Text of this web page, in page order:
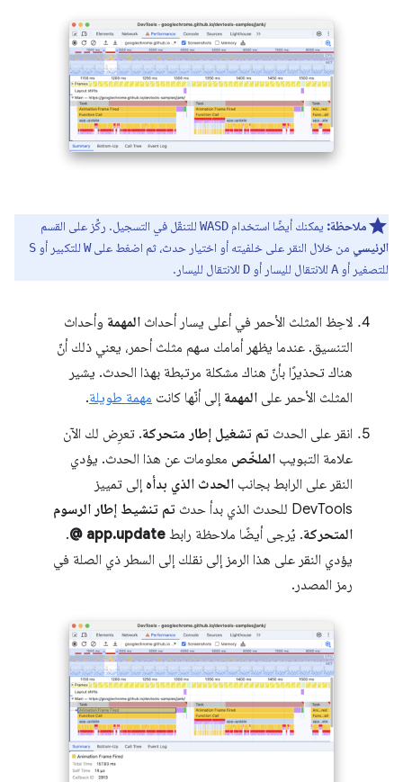
ملاحظة: يمكنك أيضًا استخدام WASD للتنقّل في التسجيل. ركِّز على القسم
الرئيسي من خلال النقر على خلفيته أو اختيار حدث، ثم اضغط علىW للتكبير أو S
للتصغير أو A للانتقال لليسار أو D للانتقال لليسار.
لاحِظ المثلث الأحمر في أعلى يسار أحداث المهمة وأحداث
التنسيق. عندما يظهر أمامك سهم مثلث أحمر، يعني ذلك أنّ
هناك تحذيرًا بأنّ هناك مشكلة مرتبطة بهذا الحدث. يشير
المثلث الأحمر على المهمة إلى أنّها كانت مهمة طويلة.
انقر على الحدث تم تشغيل إطار متحركة. تعرِض لك الآن
علامة التبويب الملخّص معلومات عن هذا الحدث. يؤدي
النقر على الرابط بجانب الحدث الذي بدأه إلى تمييز
DevTools للحدث الذي بدأ حدث
تم تنشيط إطار الرسوم
المتحركة. يُرجى أيضًا ملاحظة رابط app.update @
.
يؤدي النقر على هذا الرمز إلى نقلك إلى السطر ذي الصلة في
رمز المصدر.